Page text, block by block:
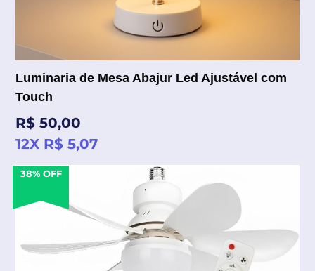
Luminaria de Mesa Abajur Led Ajustável com
Touch
Preço
normal
R$ 50,00
12X R$ 5,07
38% OFF